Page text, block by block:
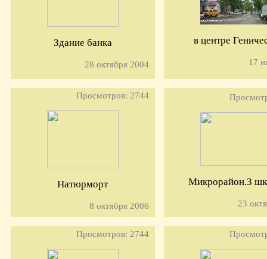
Здание банка
28 октября 2004
в центре
17
Просмотров: 2744
Натюрморт
8 октября 2006
Микрорайон.3
23
Просмотров: 2744